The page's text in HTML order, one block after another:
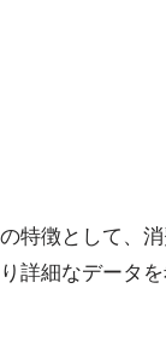
特徴として、
詳細なデータ